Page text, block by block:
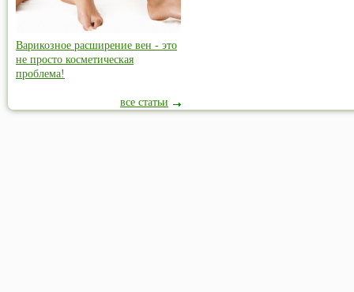
Варикозное расширение вен - это
не просто косметическая
проблема!
все статьи